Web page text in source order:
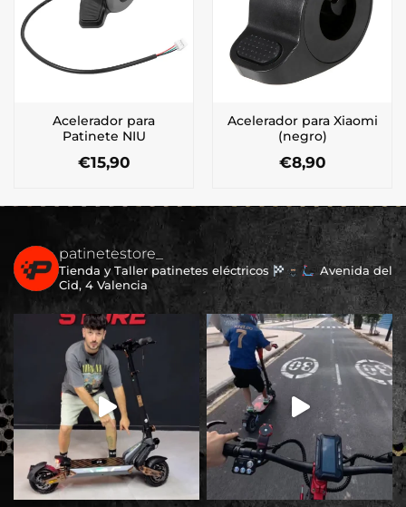
Acelerador para
Patinete NIU
€15,90
Acelerador para Xiaomi
(negro)
€8,90
patinetestore_
Tienda y Taller patinetes eléctricos
Avenida del
Cid, 4 Valencia